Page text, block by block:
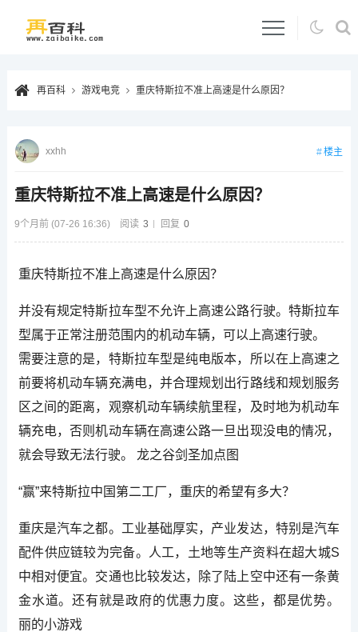
再百科 游戏电竞 重庆特斯拉不准上高速是什么原因？
重庆特斯拉不准上高速是什么原因？
9个月前 (07-26 16:36) 阅读 3 回复 0
xxhh 楼主
重庆特斯拉不准上高速是什么原因？
并没有规定特斯拉车型不允许上高速公路行驶。特斯拉车
型属于正常注册范围内的机动车辆，可以上高速行驶。
需要注意的是，特斯拉车型是纯电版本，所以在上高速之
前要将机动车辆充满电，并合理规划出行路线和规划服务
区之间的距离，观察机动车辆续航里程，及时地为机动车
辆充电，否则机动车辆在高速公路一旦出现没电的情况，
就会导致无法行驶。 龙之谷剑圣加点图
“赢”来特斯拉中国第二工厂，重庆的希望有多大？
重庆是汽车之都。工业基础厚实，产业发达，特别是汽车
配件供应链较为完备。人工，土地等生产资料在超大城S
中相对便宜。交通也比较发达，除了陆上空中还有一条黄
金水道。还有就是政府的优惠力度。这些，都是优势。
丽的小游戏